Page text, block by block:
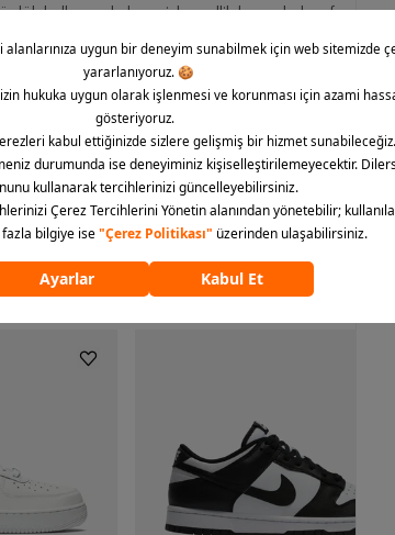
kullanımda hem işlevsellik hem de konfor
çanta modelini şimdi deneyimleyin ve
getiren Barcin.com’dan siparişinizi hemen